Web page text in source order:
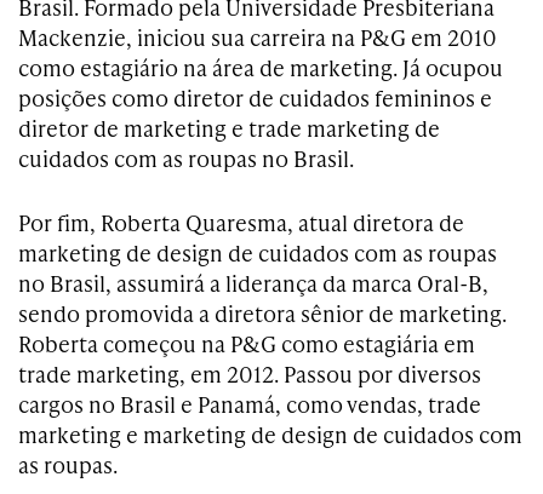
Brasil. Formado pela Universidade Presbiteriana
Mackenzie, iniciou sua carreira na P&G em 2010
como estagiário na área de marketing. Já ocupou
posições como diretor de cuidados femininos e
diretor de marketing e trade marketing de
cuidados com as roupas no Brasil.
Por fim, Roberta Quaresma, atual diretora de
marketing de design de cuidados com as roupas
no Brasil, assumirá a liderança da marca Oral-B,
sendo promovida a diretora sênior de marketing.
Roberta começou na P&G como estagiária em
trade marketing, em 2012. Passou por diversos
cargos no Brasil e Panamá, como vendas, trade
marketing e marketing de design de cuidados com
as roupas.